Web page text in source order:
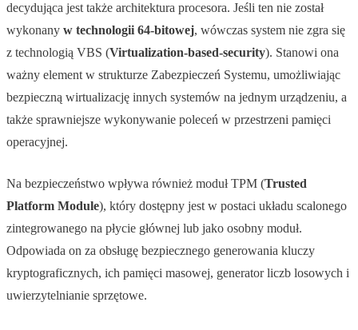
decydująca jest także architektura procesora. Jeśli ten nie został
wykonany w technologii 64-bitowej, wówczas system nie zgra się
z technologią VBS (Virtualization-based-security). Stanowi ona
ważny element w strukturze Zabezpieczeń Systemu, umożliwiając
bezpieczną wirtualizację innych systemów na jednym urządzeniu, a
także sprawniejsze wykonywanie poleceń w przestrzeni pamięci
operacyjnej.
Na bezpieczeństwo wpływa również moduł TPM (Trusted
Platform Module), który dostępny jest w postaci układu scalonego
zintegrowanego na płycie głównej lub jako osobny moduł.
Odpowiada on za obsługę bezpiecznego generowania kluczy
kryptograficznych, ich pamięci masowej, generator liczb losowych i
uwierzytelnianie sprzętowe.